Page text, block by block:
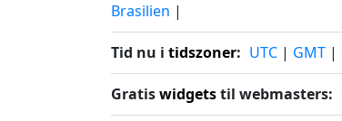
Brasilien |
Tid nu i tidszoner: UTC | GMT |
Gratiswidgetstil webmasters: